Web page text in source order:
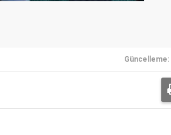
Güncelleme: